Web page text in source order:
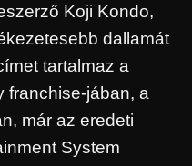
Koji Kondo,
dallamát
tartalmaz a
franchise-jában, a
már az eredeti
System